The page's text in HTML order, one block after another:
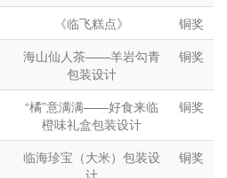
《临飞糕点》
铜奖
海山仙人茶——羊岩勾青
包装设计
铜奖
“橘”意满满——好食来临
橙味礼盒包装设计
铜奖
临海珍宝（大米）包装设
计
铜奖